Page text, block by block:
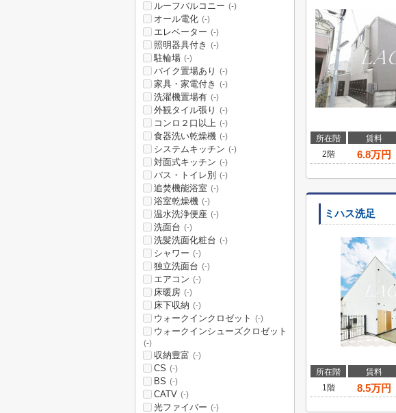
所在階 賃料
2階
6.8万円
ミハス洗足
所在階 賃料
1階
8.5万円
ルーフバルコニー (-)
オール電化 (-)
エレベーター (-)
照明器具付き (-)
駐輪場 (-)
バイク置場あり (-)
家具・家電付き (-)
洗濯機置場有 (-)
外観タイル張り (-)
コンロ２口以上 (-)
食器洗い乾燥機 (-)
システムキッチン (-)
対面式キッチン (-)
バス・トイレ別 (-)
追焚機能浴室 (-)
浴室乾燥機 (-)
温水洗浄便座 (-)
洗面台 (-)
洗髪洗面化粧台 (-)
シャワー (-)
独立洗面台 (-)
エアコン (-)
床暖房 (-)
床下収納 (-)
ウォークインクロゼット (-)
ウォークインシューズクロゼット
(-)
収納豊富 (-)
CS (-)
BS (-)
CATV (-)
光ファイバー (-)